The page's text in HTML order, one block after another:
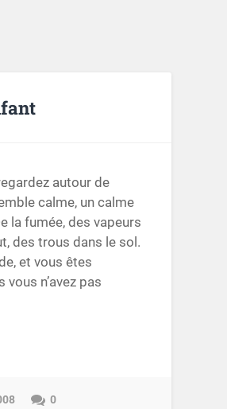
autour de
calme, un calme
la fumée, des vapeurs
des trous dans le sol.
et vous êtes
n’avez pas
0